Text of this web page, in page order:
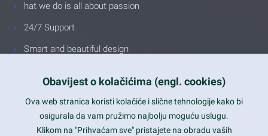
hat we do is all about passion
24/7 Support
Smart and beautiful design
Latest trends and much more...
Obavijest o kolačićima (engl. cookies)
Ova web stranica koristi kolačiće i slične tehnologije kako bi
osigurala da vam pružimo najbolju moguću uslugu.
Klikom na "Prihvaćam sve" pristajete na obradu vaših